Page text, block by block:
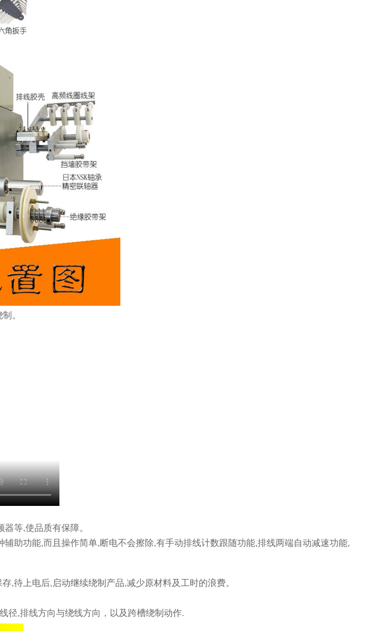
。
等,使品质有保障。
功能,而且操作简单,断电不会擦除,有手动排线计数跟随功能,排线两端自动减速功能,
上电后,启动继续绕制产品,减少原材料及工时的浪费。
,排线方向与绕线方向，以及跨槽绕制动作.